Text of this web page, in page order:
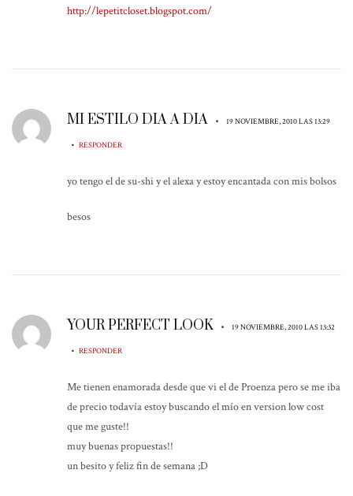
http://lepetitcloset.blogspot.com/
MI ESTILO DIA A DIA • 19 NOVIEMBRE, 2010 LAS 13:29
• RESPONDER
yo tengo el de su-shi y el alexa y estoy encantada con mis bolsos
besos
YOUR PERFECT LOOK • 19 NOVIEMBRE, 2010 LAS 13:32
• RESPONDER
Me tienen enamorada desde que vi el de Proenza pero se me iba
de precio todavía estoy buscando el mío en version low cost
que me guste!!
muy buenas propuestas!!
un besito y feliz fin de semana ;D